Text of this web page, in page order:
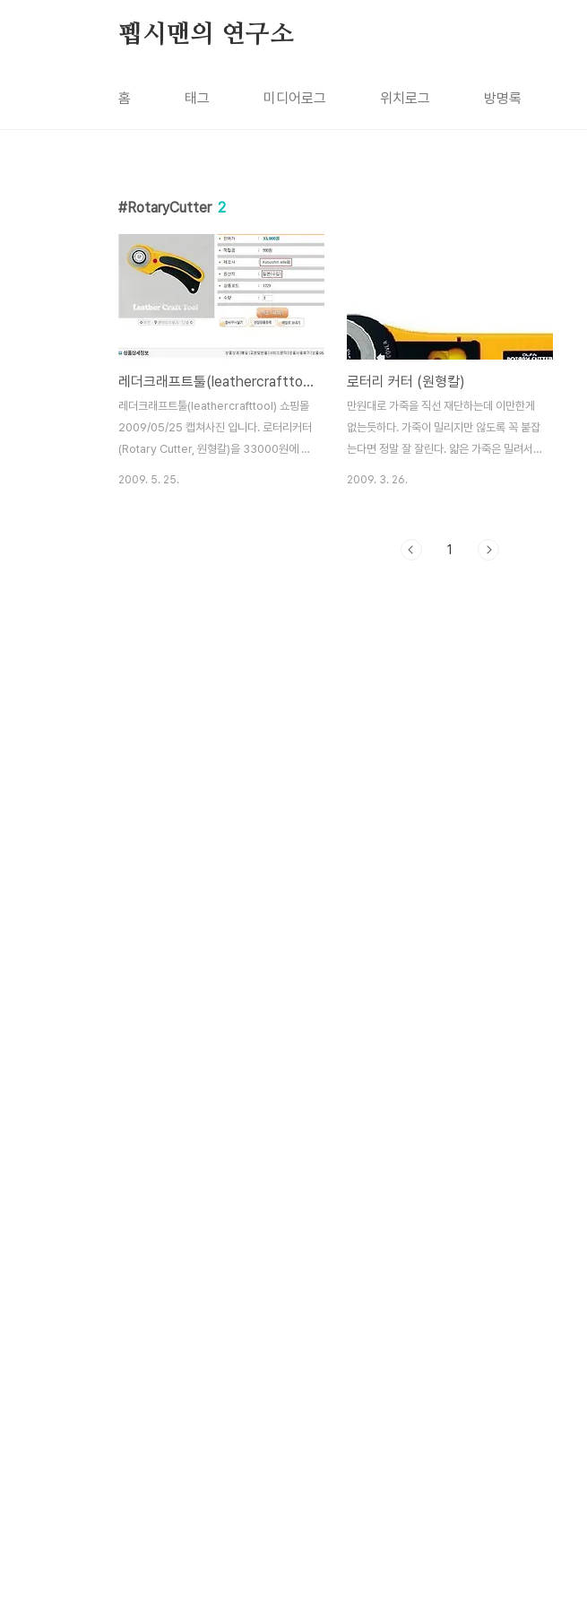
펩시맨의 연구소
홈 태그 미디어로그 위치로그 방명록
RotaryCutter 2
레더크래프트툴(leathercrafttool) 해도해도 너무하는군요 - 여러분이 평가해주세요
레더크래프트툴(leathercrafttool) 쇼핑몰
2009/05/25 캡쳐사진 입니다. 로터리커터
(Rotary Cutter, 원형칼)을 33000원에 팔
2009. 5. 25.
로터리 커터 (원형칼)
만원대로 가죽을 직선 재단하는데 이만한게
없는듯하다. 가죽이 밀리지만 않도록 꼭 붙잡
는다면 정말 잘 잘린다. 얇은 가죽은 밀려서
http://www.toolnshop.co.kr/Shop/Shop_view/?
2009. 3. 26.
1